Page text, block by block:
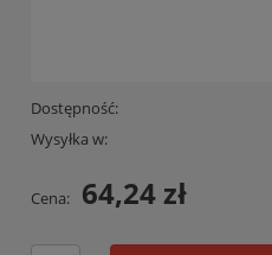
Dostępność:
Wysyłka w:
Cena: 64,24 zł